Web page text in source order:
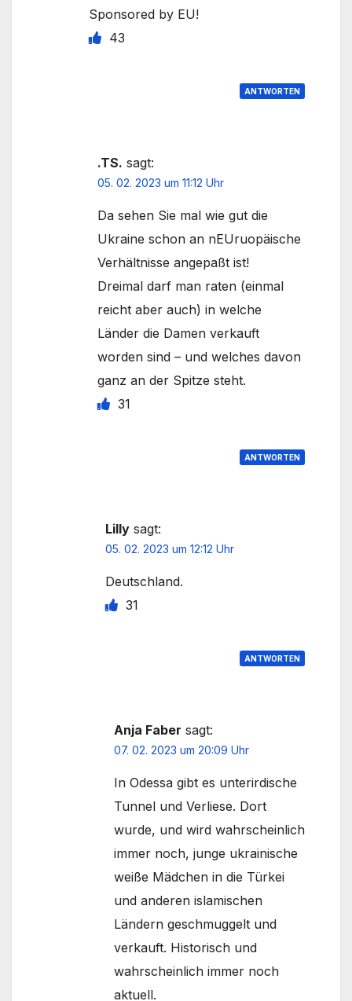
Sponsored by EU!
43
ANTWORTEN
.TS. sagt:
05. 02. 2023 um 11:12 Uhr
Da sehen Sie mal wie gut die
Ukraine schon an nEUruopäische
Verhältnisse angepaßt ist!
Dreimal darf man raten (einmal
reicht aber auch) in welche
Länder die Damen verkauft
worden sind – und welches davon
ganz an der Spitze steht.
31
ANTWORTEN
Lilly sagt:
05. 02. 2023 um 12:12 Uhr
Deutschland.
31
ANTWORTEN
Anja Faber sagt:
07. 02. 2023 um 20:09 Uhr
In Odessa gibt es unterirdische
Tunnel und Verliese. Dort
wurde, und wird wahrscheinlich
immer noch, junge ukrainische
weiße Mädchen in die Türkei
und anderen islamischen
Ländern geschmuggelt und
verkauft. Historisch und
wahrscheinlich immer noch
aktuell.